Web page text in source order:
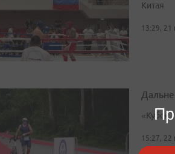
Китая
13:29,
«Кубок
15:27,